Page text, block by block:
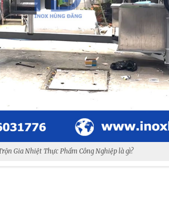
Gia Nhiệt Thực Phẩm Công Nghiệp là gì?